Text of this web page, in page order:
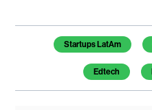
Temas de este artículo
Startups LatAm
Edtech